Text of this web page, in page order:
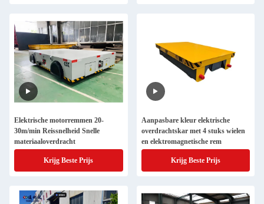
Elektrische motorremmen 20-
30m/min Reissnelheid Snelle
materiaaloverdracht
Krijg Beste Prijs
Aanpasbare kleur elektrische
overdrachtskar met 4 stuks wielen
en elektromagnetische rem
Krijg Beste Prijs